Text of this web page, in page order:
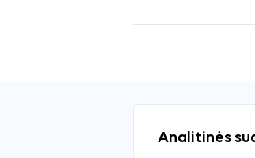
Analitinės